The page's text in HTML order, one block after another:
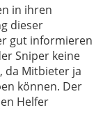
in ihren
dieser
gut informieren
Sniper keine
da Mitbieter ja
können. Der
Helfer